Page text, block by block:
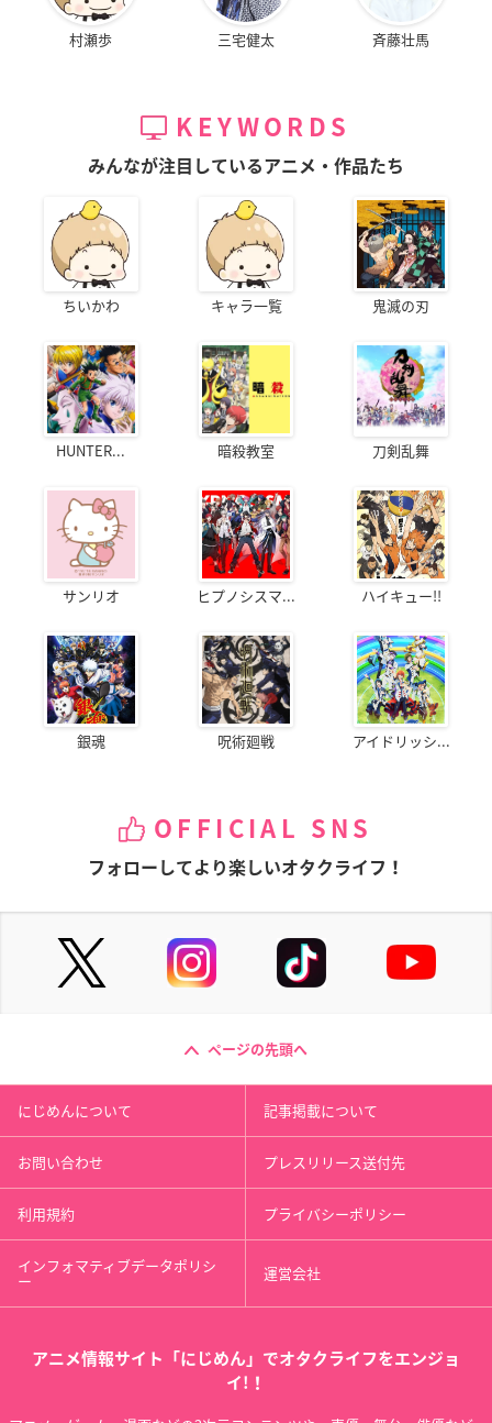
村瀬歩 三宅健太 斉藤壮馬
KEYWORDS
みんなが注目しているアニメ・作品たち
ちいかわ キャラ一覧 鬼滅の刃
HUNTER... 暗殺教室 刀剣乱舞
サンリオ ヒプノシスマ... ハイキュー!!
銀魂 呪術廻戦 アイドリッシ...
OFFICIAL SNS
フォローしてより楽しいオタクライフ！
ページの先頭へ
にじめんについて 記事掲載について
お問い合わせ プレスリリース送付先
利用規約 プライバシーポリシー
インフォマティブデータポリシ
ー 運営会社
アニメ情報サイト「にじめん」でオタクライフをエンジョ
イ!！